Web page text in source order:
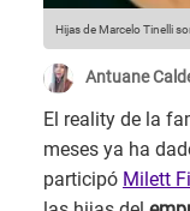
Hijas de Marcelo Tinelli
Antuane
El reality de la
meses ya ha
participó Milett